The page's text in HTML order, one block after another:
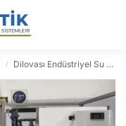
/ Dilovası Endüstriyel Su Arıtma